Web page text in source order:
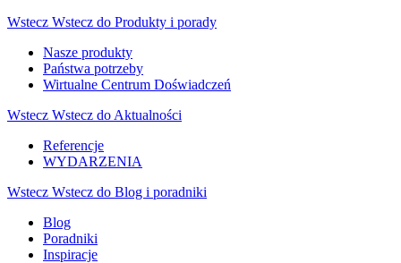
Wstecz Wstecz do Produkty i porady
Nasze produkty
Państwa potrzeby
Wirtualne Centrum Doświadczeń
Wstecz Wstecz do Aktualności
Referencje
WYDARZENIA
Wstecz Wstecz do Blog i poradniki
Blog
Poradniki
Inspiracje